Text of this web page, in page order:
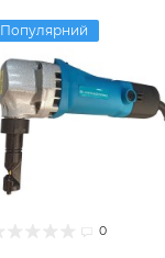
Популярний
0